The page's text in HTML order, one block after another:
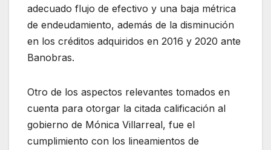
adecuado flujo de efectivo y una baja métrica
de endeudamiento, además de la disminución
en los créditos adquiridos en 2016 y 2020 ante
Banobras.
Otro de los aspectos relevantes tomados en
cuenta para otorgar la citada calificación al
gobierno de Mónica Villarreal, fue el
cumplimiento con los lineamientos de